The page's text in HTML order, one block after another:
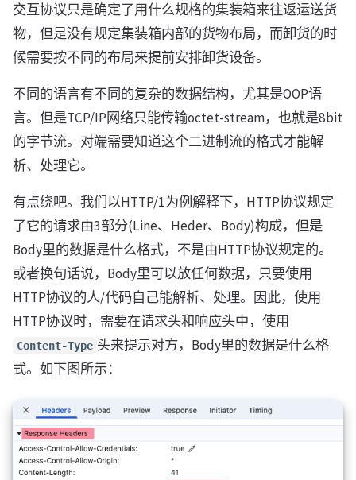
交互协议只是确定了用什么规格的集装箱来往返运送货
物，但是没有规定集装箱内部的货物布局，而卸货的时
候需要按不同的布局来提前安排卸货设备。
不同的语言有不同的复杂的数据结构，尤其是OOP语
言。但是TCP/IP网络只能传输octet-stream，也就是8bit
的字节流。对端需要知道这个二进制流的格式才能解
析、处理它。
有点绕吧。我们以HTTP/1为例解释下，HTTP协议规定
了它的请求由3部分(Line、Heder、Body)构成，但是
Body里的数据是什么格式，不是由HTTP协议规定的。
或者换句话说，Body里可以放任何数据，只要使用
HTTP协议的人/代码自己能解析、处理。因此，使用
HTTP协议时，需要在请求头和响应头中，使用
Content-Type 头来提示对方，Body里的数据是什么格
式。如下图所示：